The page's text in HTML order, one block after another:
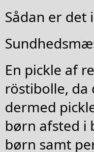
Sådan er det
En pickle af
röstibolle, da
dermed
børn afsted i
børn samt